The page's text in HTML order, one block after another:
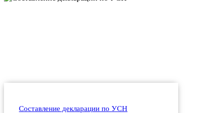
Составление декларации по УСН